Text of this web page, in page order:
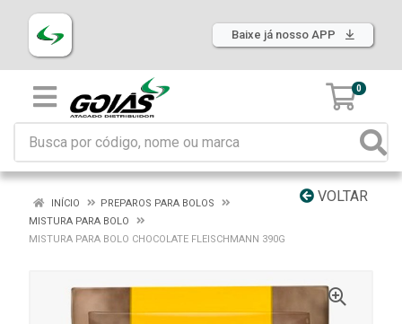
Baixe já nosso APP
0
VOLTAR
INÍCIO
PREPAROS PARA BOLOS
MISTURA PARA BOLO
MISTURA PARA BOLO CHOCOLATE FLEISCHMANN 390G